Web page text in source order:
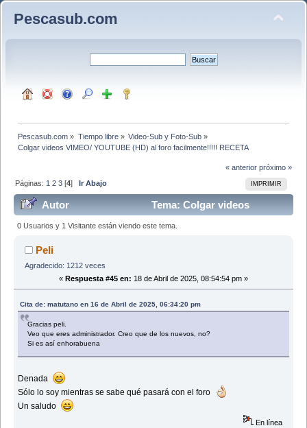
Pescasub.com
Pescasub.com » Tiempo libre» Video-Sub y Foto-Sub»
Colgar videos VIMEO/ YOUTUBE (HD) al foro facilmente!!!!! RECETA
« anterior próximo »
IMPRIMIR
Páginas: 1 2 3 [4]Ir Abajo
Autor
Tema: Colgar videos
VIMEO/ YOUTUBE (HD) al foro facilmente!!!!! RECETA
(Leído 136058 veces)
0 Usuarios y 1 Visitante están viendo este tema.
Peli
Agradecido: 1212 veces
« Respuesta #45 en: 18 de Abril de 2025, 08:54:54 pm »
Cita de: matutano en 16 de Abril de 2025, 06:34:20 pm
Gracias peli.
Veo que eres administrador. Creo que de los nuevos, no?
Si es así enhorabuena
Denada
Sólo lo soy mientras se sabe qué pasará con el foro
Un saludo
En línea